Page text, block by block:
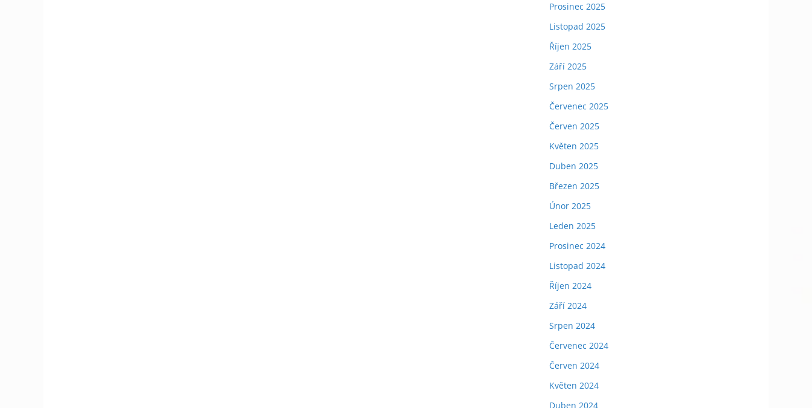
Prosinec 2025
Listopad 2025
Říjen 2025
Září 2025
Srpen 2025
Červenec 2025
Červen 2025
Květen 2025
Duben 2025
Březen 2025
Únor 2025
Leden 2025
Prosinec 2024
Listopad 2024
Říjen 2024
Září 2024
Srpen 2024
Červenec 2024
Červen 2024
Květen 2024
Duben 2024